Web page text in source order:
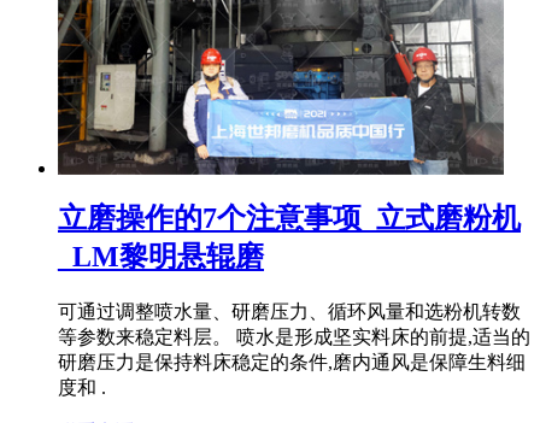
立磨操作的7个注意事项_立式磨粉机
_LM黎明悬辊磨
可通过调整喷水量、研磨压力、循环风量和选粉机转数
等参数来稳定料层。 喷水是形成坚实料床的前提,适当的
研磨压力是保持料床稳定的条件,磨内通风是保障生料细
度和 .